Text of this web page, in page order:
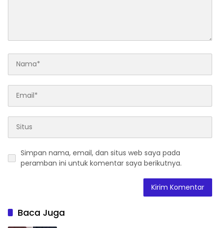
Simpan nama, email, dan situs web saya pada
peramban ini untuk komentar saya berikutnya.
Baca Juga